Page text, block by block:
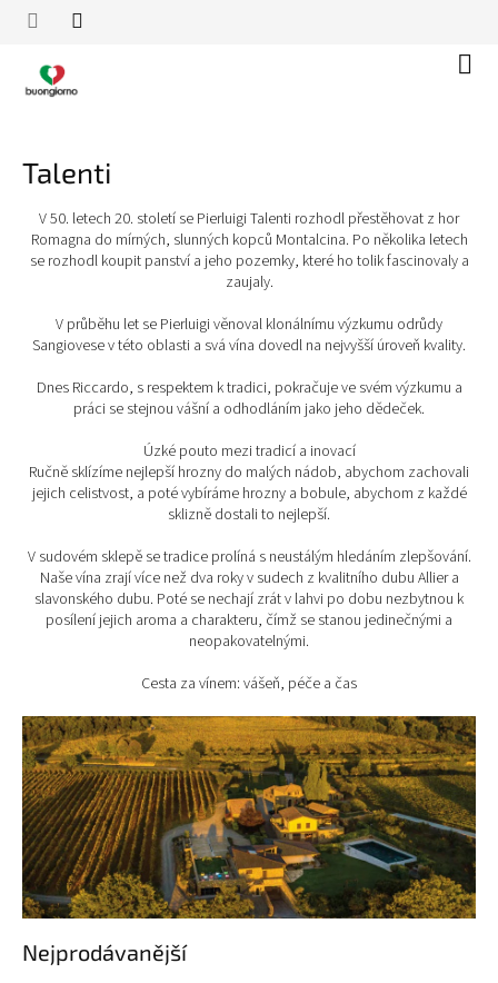
Přejít
Talenti
V 50. letech 20. století se Pierluigi Talenti rozhodl přestěhovat z hor
Romagna do mírných, slunných kopců Montalcina. Po několika letech
se rozhodl koupit panství a jeho pozemky, které ho tolik fascinovaly a
zaujaly.
V průběhu let se Pierluigi věnoval klonálnímu výzkumu odrůdy
Sangiovese v této oblasti a svá vína dovedl na nejvyšší úroveň kvality.
Dnes Riccardo, s respektem k tradici, pokračuje ve svém výzkumu a
práci se stejnou vášní a odhodláním jako jeho dědeček.
Úzké pouto mezi tradicí a inovací
Ručně sklízíme nejlepší hrozny do malých nádob, abychom zachovali
jejich celistvost, a poté vybíráme hrozny a bobule, abychom z každé
sklizně dostali to nejlepší.
V sudovém sklepě se tradice prolíná s neustálým hledáním zlepšování.
Naše vína zrají více než dva roky v sudech z kvalitního dubu Allier a
slavonského dubu. Poté se nechají zrát v lahvi po dobu nezbytnou k
posílení jejich aroma a charakteru, čímž se stanou jedinečnými a
neopakovatelnými.
Cesta za vínem: vášeň, péče a čas
Nejprodávanější